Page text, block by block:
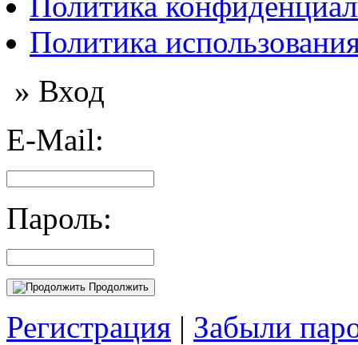
Политика
» Вход
E-Mail:
Пароль:
Продолжить
Регистрация | Забыли